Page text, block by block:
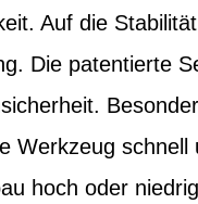
Auf die
Die patentierte
Werkzeug
hoch oder